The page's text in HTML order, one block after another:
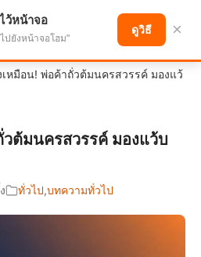
ตที่ก้าวหน้า
เหมือน! พ่อค้าถั่วต้มนครสวรรค์ มองแว้
ต้มนครสวรรค์ มองแว้บ
ทั่วไป,บทความทั่วไป
ว้หน้าจอ
ปยังหน้าจอโฮม"
ดูวิธี ×